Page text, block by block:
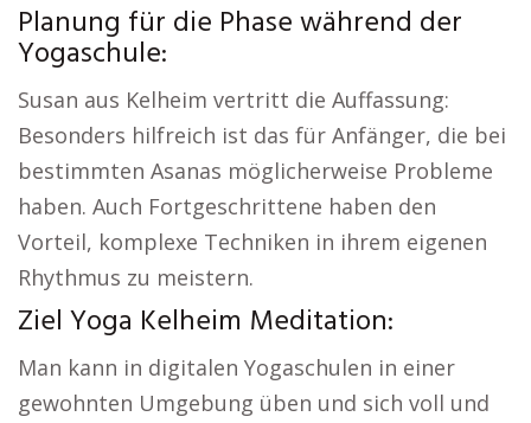
Planung für die Phase während der
Yogaschule:
Susan aus Kelheim vertritt die Auffassung:
Besonders hilfreich ist das für Anfänger, die bei
bestimmten Asanas möglicherweise Probleme
haben. Auch Fortgeschrittene haben den
Vorteil, komplexe Techniken in ihrem eigenen
Rhythmus zu meistern.
Ziel Yoga Kelheim Meditation:
Man kann in digitalen Yogaschulen in einer
gewohnten Umgebung üben und sich voll und